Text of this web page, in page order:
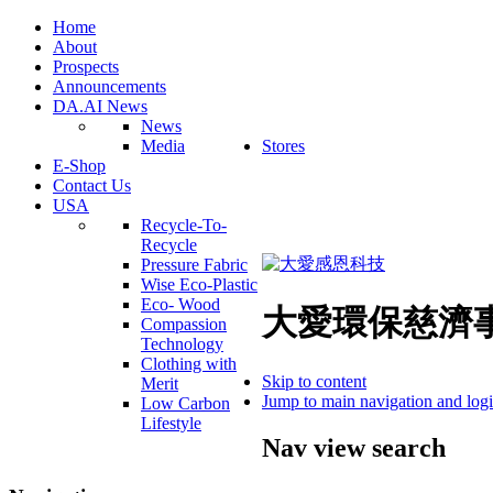
Home
About
Prospects
Announcements
DA.AI News
News
Media
Stores
E-Shop
Contact Us
USA
Recycle-To-
Recycle
Pressure Fabric
Wise Eco-Plastic
Eco- Wood
Compassion
Technology
Clothing with
Merit
Low Carbon
Lifestyle
大愛環保慈濟
Skip to content
Jump to main navigation and
Nav view search